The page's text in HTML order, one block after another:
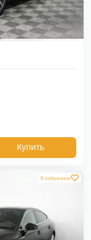
Купить
В избранное